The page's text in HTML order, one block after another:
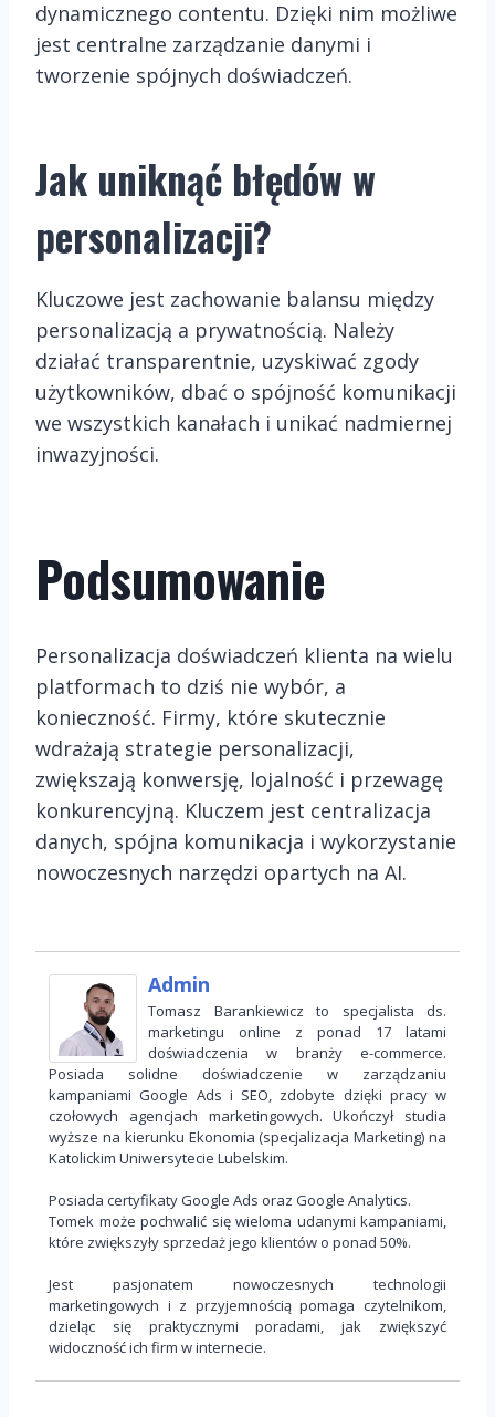
dynamicznego contentu. Dzięki nim możliwe
jest centralne zarządzanie danymi i
tworzenie spójnych doświadczeń.
Jak uniknąć błędów w
personalizacji?
Kluczowe jest zachowanie balansu między
personalizacją a prywatnością. Należy
działać transparentnie, uzyskiwać zgody
użytkowników, dbać o spójność komunikacji
we wszystkich kanałach i unikać nadmiernej
inwazyjności.
Podsumowanie
Personalizacja doświadczeń klienta na wielu
platformach to dziś nie wybór, a
konieczność. Firmy, które skutecznie
wdrażają strategie personalizacji,
zwiększają konwersję, lojalność i przewagę
konkurencyjną. Kluczem jest centralizacja
danych, spójna komunikacja i wykorzystanie
nowoczesnych narzędzi opartych na AI.
Admin
Tomasz Barankiewicz to specjalista ds.
marketingu online z ponad 17 latami
doświadczenia w branży e-commerce.
Posiada solidne doświadczenie w zarządzaniu
kampaniami Google Ads i SEO, zdobyte dzięki pracy w
czołowych agencjach marketingowych. Ukończył studia
wyższe na kierunku Ekonomia (specjalizacja Marketing) na
Katolickim Uniwersytecie Lubelskim.
Posiada certyfikaty Google Ads oraz Google Analytics.
Tomek może pochwalić się wieloma udanymi kampaniami,
które zwiększyły sprzedaż jego klientów o ponad 50%.
Jest pasjonatem nowoczesnych technologii
marketingowych i z przyjemnością pomaga czytelnikom,
dzieląc się praktycznymi poradami, jak zwiększyć
widoczność ich firm w internecie.